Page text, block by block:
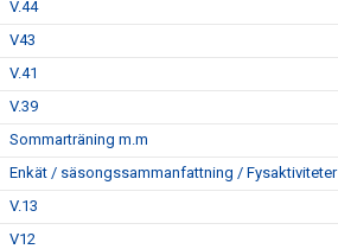
V.44
V43
V.41
V.39
Sommarträning m.m
Enkät / säsongssammanfattning / Fysaktiviteter
V.13
V12